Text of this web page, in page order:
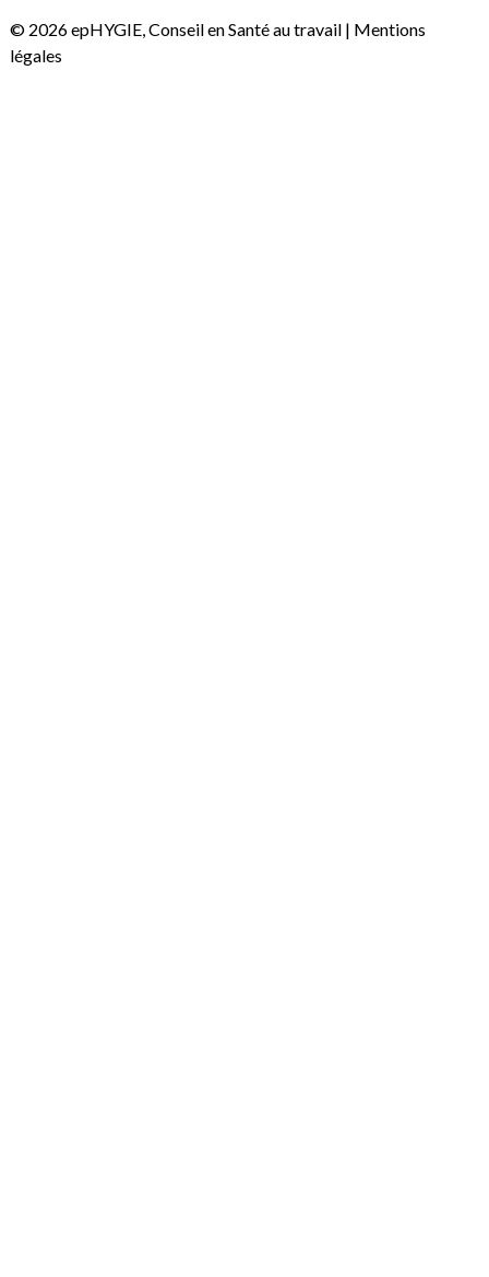
© 2026 epHYGIE, Conseil en Santé au travail | Mentions
légales